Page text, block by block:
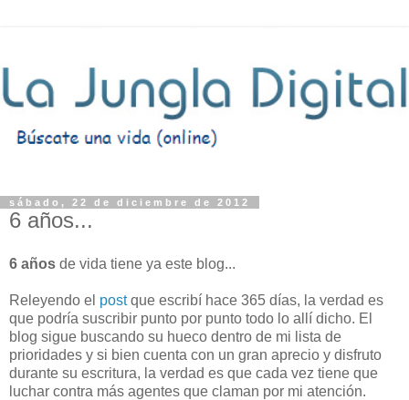
sábado, 22 de diciembre de 2012
6 años...
6 años de vida tiene ya este blog...
Releyendo el postque escribí hace 365 días, la verdad es
que podría suscribir punto por punto todo lo allí dicho. El
blog sigue buscando su hueco dentro de mi lista de
prioridades y si bien cuenta con un gran aprecio y disfruto
durante su escritura, la verdad es que cada vez tiene que
luchar contra más agentes que claman por mi atención.